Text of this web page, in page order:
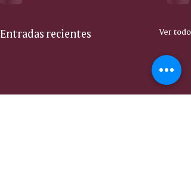
Entradas recientes Ver todo